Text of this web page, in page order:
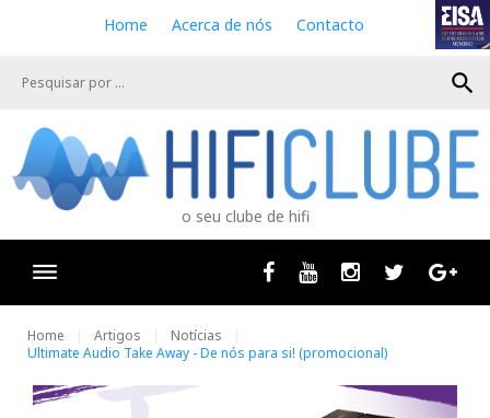
e
Home Acerca de nós Contacto
search
o seu clube de hifi
Facebook
Youtube InstagramTwitter
Home Artigos
Notícias
Ultimate Audio Take Away - De nós para si! (promocional)